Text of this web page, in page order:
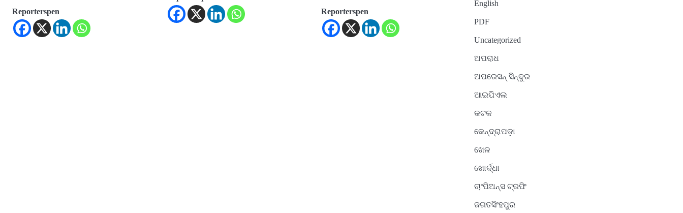
Reporterspen Reporterspen
English
PDF
Uncategorized
ଅପରାଧ
ଅପରେସନ୍ ସିନ୍ଦୁର
ଆଇପିଏଲ
କଟକ
କେନ୍ଦ୍ରାପଡ଼ା
ଖେଳ
ଖୋର୍ଦ୍ଧା
ଚାଂପିଅନ୍ସ ଟ୍ରଫି
ଜଗତସିଂହପୁର